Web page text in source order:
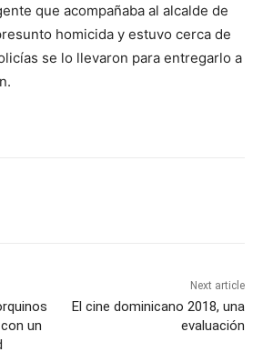
que acompañaba al alcalde de
homicida y estuvo cerca de
se lo llevaron para entregarlo a
un
Next article
El cine dominicano 2018, una
evaluación